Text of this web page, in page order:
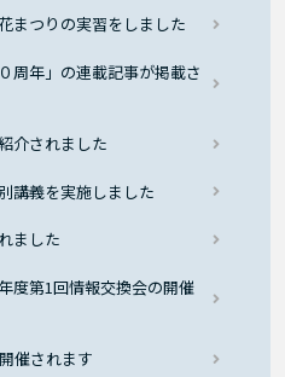
まつりの実習をしました
周年」の連載記事が掲載さ
介されました
講義を実施しました
ました
度第1回情報交換会の開催
催されます